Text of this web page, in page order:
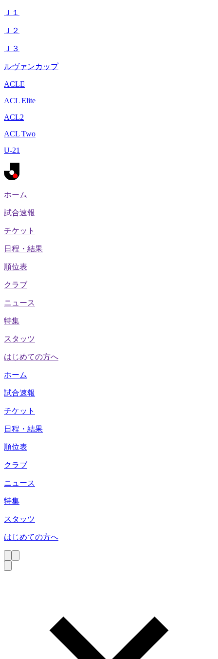
Ｊ１
Ｊ２
Ｊ３
ルヴァンカップ
ACLE
ACL Elite
ACL2
ACL Two
U-21
ホーム
試合速報
チケット
日程・結果
順位表
クラブ
ニュース
特集
スタッツ
はじめての方へ
ホーム
試合速報
チケット
日程・結果
順位表
クラブ
ニュース
特集
スタッツ
はじめての方へ